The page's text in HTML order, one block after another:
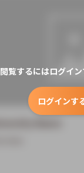
閲覧するにはログイン
ログインす